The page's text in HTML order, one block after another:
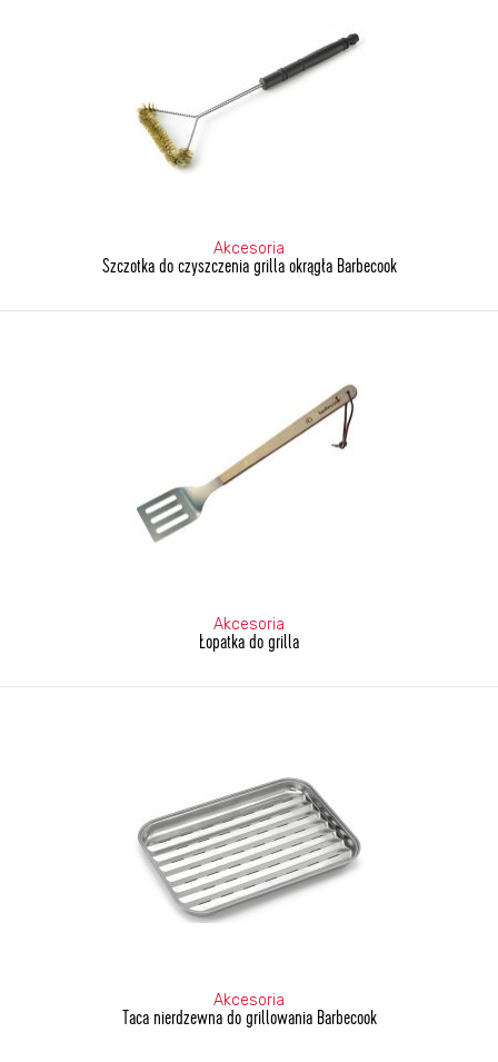
Akcesoria
Szczotka do czyszczenia grilla okrągła Barbecook
Akcesoria
Łopatka do grilla
Akcesoria
Taca nierdzewna do grillowania Barbecook